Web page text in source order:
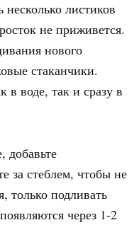
листиков
не приживется.
нового
стаканчики.
в воде, так и сразу в
добавьте
за стеблем, чтобы не
только подливать
через 1-2